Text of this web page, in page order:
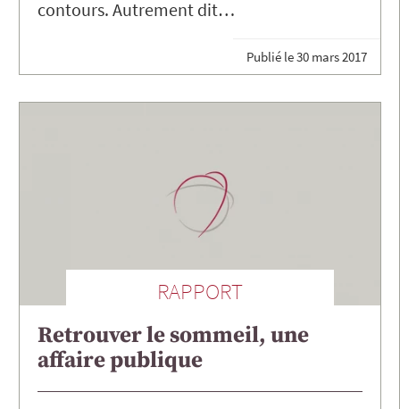
contours. Autrement dit…
Publié le30 mars 2017
RAPPORT
Retrouver le sommeil, une
affaire publique